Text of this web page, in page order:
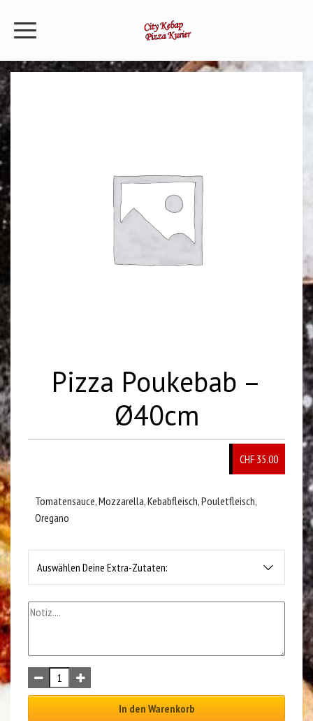
Pizza Poukebab –
Ø40cm
CHF 35.00
Tomatensauce, Mozzarella, Kebabfleisch, Pouletfleisch,
Oregano
Auswählen Deine Extra-Zutaten:
In den Warenkorb